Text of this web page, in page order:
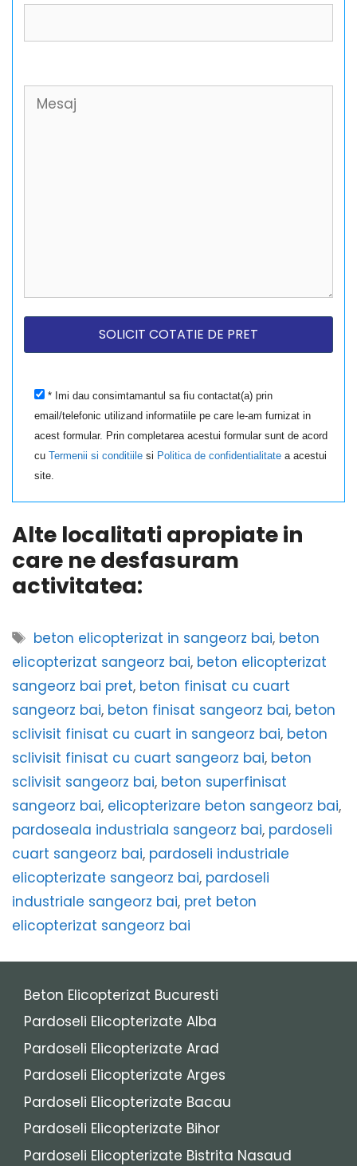
* Imi dau consimtamantul sa fiu contactat(a) prin
email/telefonic utilizand informatiile pe care le-am furnizat in
acest formular. Prin completarea acestui formular sunt de acord
cuTermenii si conditiile si Politica de confidentialitate a acestui
site.
Alte localitati apropiate in
care ne desfasuram
activitatea:
Etichete
beton elicopterizat in sangeorz bai, beton
elicopterizat sangeorz bai, beton elicopterizat
sangeorz bai pret, beton finisat cu cuart
sangeorz bai, beton finisat sangeorz bai, beton
sclivisit finisat cu cuart in sangeorz bai, beton
sclivisit finisat cu cuart sangeorz bai, beton
sclivisit sangeorz bai, beton superfinisat
sangeorz bai, elicopterizare beton sangeorz bai,
pardoseala industriala sangeorz bai, pardoseli
cuart sangeorz bai, pardoseli industriale
elicopterizate sangeorz bai, pardoseli
industriale sangeorz bai, pret beton
elicopterizat sangeorz bai
Beton Elicopterizat Bucuresti
Pardoseli Elicopterizate Alba
Pardoseli Elicopterizate Arad
Pardoseli Elicopterizate Arges
Pardoseli Elicopterizate Bacau
Pardoseli Elicopterizate Bihor
Pardoseli Elicopterizate Bistrita Nasaud